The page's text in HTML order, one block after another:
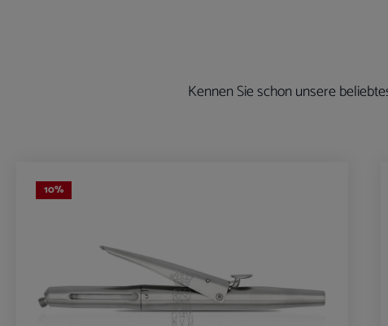
Kennen Sie schon unsere
10%